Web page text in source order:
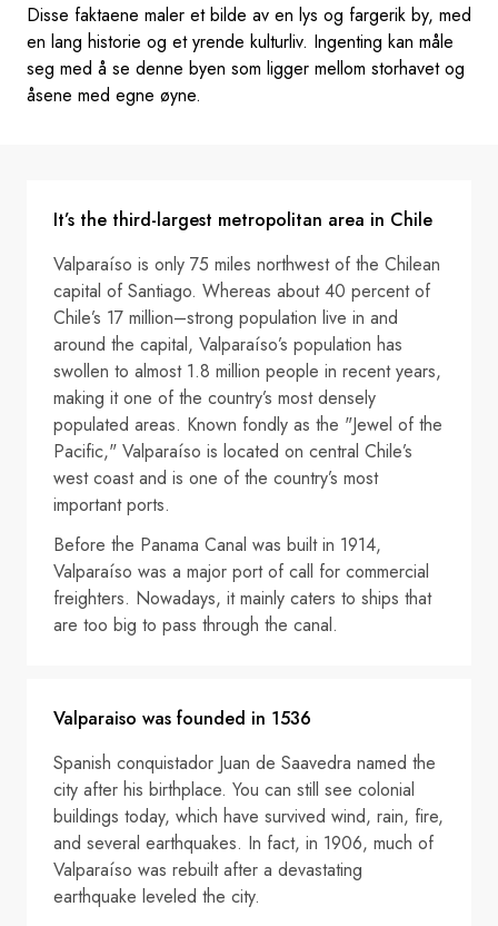
Disse faktaene maler et bilde av en lys og fargerik by, med
en lang historie og et yrende kulturliv. Ingenting kan måle
seg med å se denne byen som ligger mellom storhavet og
åsene med egne øyne.
It’s the third-largest metropolitan area in Chile
Valparaíso is only 75 miles northwest of the Chilean
capital of Santiago. Whereas about 40 percent of
Chile’s 17 million–strong population live in and
around the capital, Valparaíso’s population has
swollen to almost 1.8 million people in recent years,
making it one of the country’s most densely
populated areas. Known fondly as the "Jewel of the
Pacific," Valparaíso is located on central Chile’s
west coast and is one of the country’s most
important ports.
Before the Panama Canal was built in 1914,
Valparaíso was a major port of call for commercial
freighters. Nowadays, it mainly caters to ships that
are too big to pass through the canal.
Valparaiso was founded in 1536
Spanish conquistador Juan de Saavedra named the
city after his birthplace. You can still see colonial
buildings today, which have survived wind, rain, fire,
and several earthquakes. In fact, in 1906, much of
Valparaíso was rebuilt after a devastating
earthquake leveled the city.